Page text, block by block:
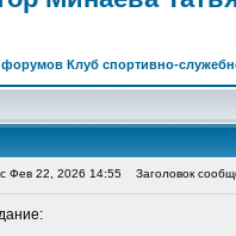
Клуб спортивно-
Фев 22, 2026 14:55 Заголовок